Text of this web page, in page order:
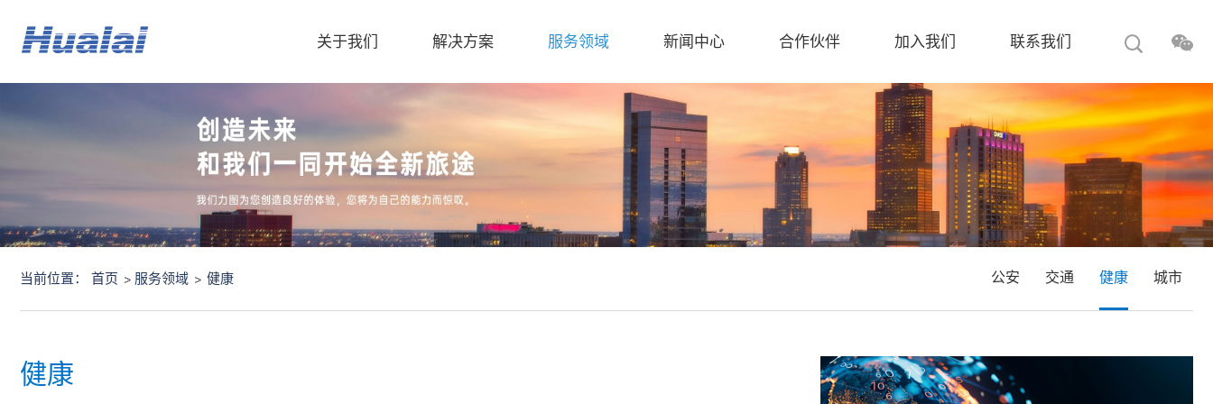
关于我们 解决方案 服务领域 新闻中心 合作伙伴 加入我们 联系我们
当前位置： 首页 服务领域 健康 公安 交通 健康 城市
健康